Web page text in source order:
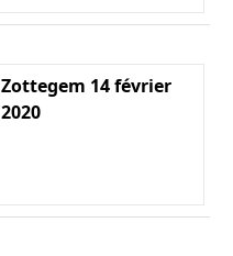
Zottegem 14 février
2020